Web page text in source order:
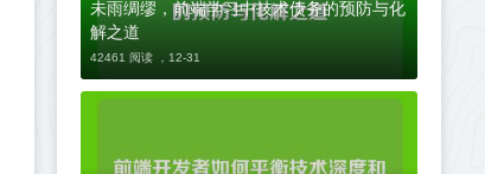
未雨绸缪，前端学习中技术债务的预防与化
解之道
42461 阅读 ， 12-31